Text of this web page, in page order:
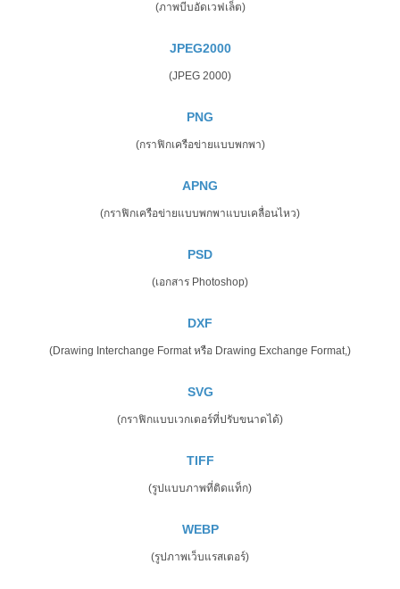
(ภาพบีบอัดเวฟเล็ต)
JPEG2000
(JPEG 2000)
PNG
(กราฟิกเครือข่ายแบบพกพา)
APNG
(กราฟิกเครือข่ายแบบพกพาแบบเคลื่อนไหว)
PSD
(เอกสาร Photoshop)
DXF
(Drawing Interchange Format หรือ Drawing Exchange Format,)
SVG
(กราฟิกแบบเวกเตอร์ที่ปรับขนาดได้)
TIFF
(รูปแบบภาพที่ติดแท็ก)
WEBP
(รูปภาพเว็บแรสเตอร์)